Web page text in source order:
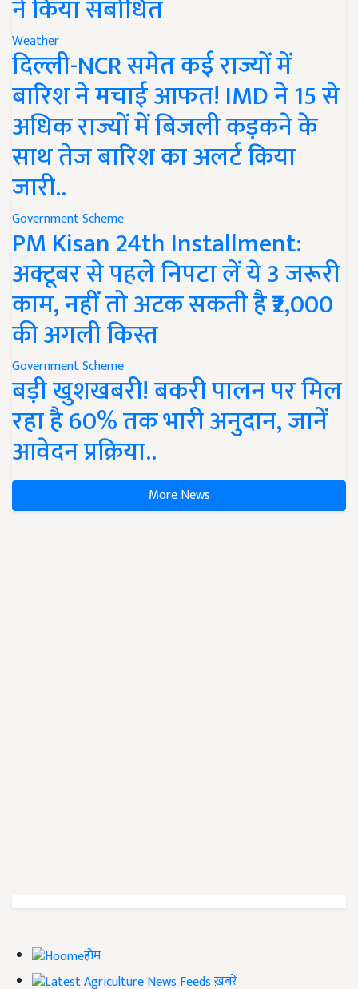
ने किया संबोधित
Weather
दिल्ली-NCR समेत कई राज्यों में
बारिश ने मचाई आफत! IMD ने 15 से
अधिक राज्यों में बिजली कड़कने के
साथ तेज बारिश का अलर्ट किया
जारी..
Government Scheme
PM Kisan 24th Installment:
अक्टूबर से पहले निपटा लें ये 3 जरूरी
काम, नहीं तो अटक सकती है ₹2,000
की अगली किस्त
Government Scheme
बड़ी खुशखबरी! बकरी पालन पर मिल
रहा है 60% तक भारी अनुदान, जानें
आवेदन प्रक्रिया..
More News
होम
ख़बरें